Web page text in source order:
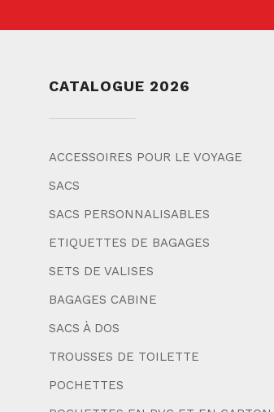
CATALOGUE 2026
ACCESSOIRES POUR LE VOYAGE
SACS
SACS PERSONNALISABLES
ETIQUETTES DE BAGAGES
SETS DE VALISES
BAGAGES CABINE
SACS À DOS
TROUSSES DE TOILETTE
POCHETTES